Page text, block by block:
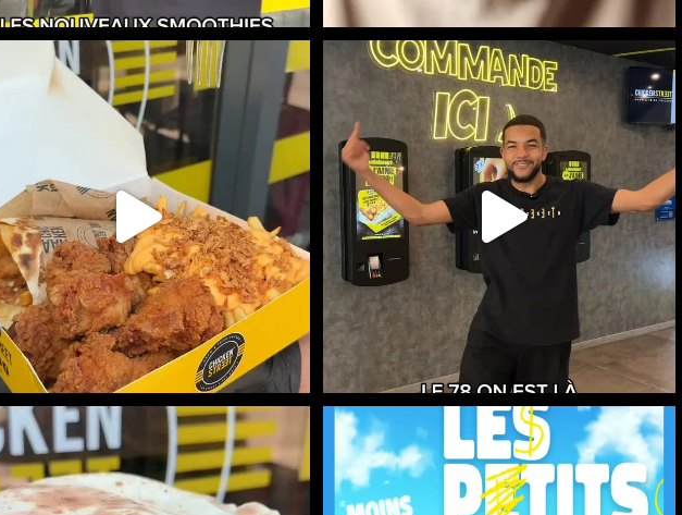
RITCHIE BOX DISPONIBLE EN LIVRAISON :
SUR...
733 7
CHICKEN STREET MONTIGNY EST LÀ
13...
53 0
NAAN SUCRÉ
RETROUVEZ LES AUTRES...
489 1
LES PETITS PLAISIRS À MOINS DE 3€
...
42 38